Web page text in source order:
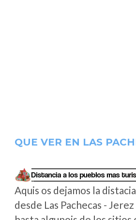
QUE VER EN LAS
Aquis os dejamos la
desde Las Pachecas -